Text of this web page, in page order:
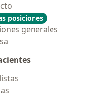
posiciones
generales